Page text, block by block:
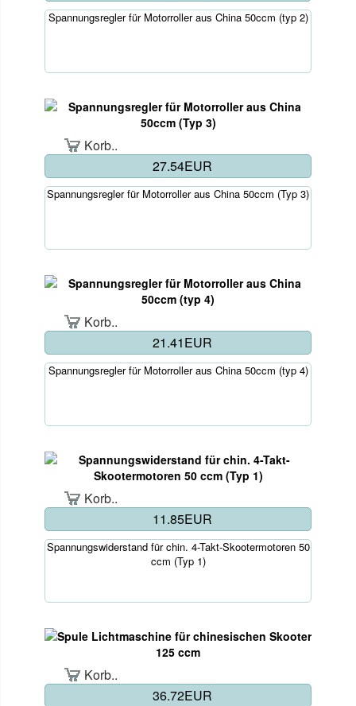
Spannungsregler für Motorroller aus China 50ccm (typ 2)
Korb..
27.54EUR
Spannungsregler für Motorroller aus China 50ccm (Typ 3)
Korb..
21.41EUR
Spannungsregler für Motorroller aus China 50ccm (typ 4)
Korb..
11.85EUR
Spannungswiderstand für chin. 4-Takt-Skootermotoren 50
ccm (Typ 1)
Korb..
36.72EUR